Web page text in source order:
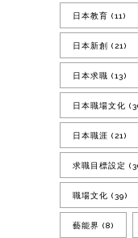
日本教育 (11)
日本新創 (21)
日本求職 (13)
日本職場文化
日本職涯 (21)
求職目標設定
職場文化 (39)
藝能界 (8)